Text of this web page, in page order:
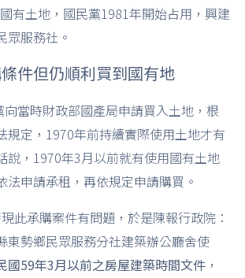
有土地，國民黨1981年開始占用，興建
眾服務社。
件但仍順利買到國有地
當時財政部國產局申請買入土地，根
規定，1970年前持續實際使用土地才有
說，1970年3月以前就有使用國有土地
法申請承租，再依規定申請購買。
此承購案件有問題，於是陳報行政院：
東勢鄉民眾服務分社建築辦公廳舍使
國59年3月以前之房屋建築時間文件 ，